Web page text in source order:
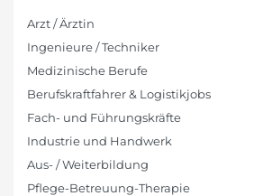
Arzt / Ärztin
Ingenieure / Techniker
Medizinische Berufe
Berufskraftfahrer & Logistikjobs
Fach- und Führungskräfte
Industrie und Handwerk
Aus- / Weiterbildung
Pflege-Betreuung-Therapie